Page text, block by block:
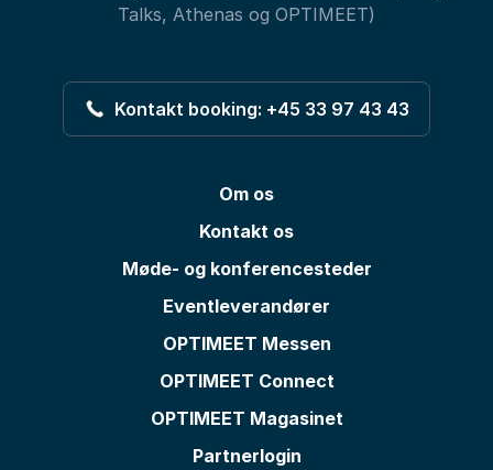
Talks, Athenas og OPTIMEET)
Kontakt booking: +45 33 97 43 43
Om os
Kontakt os
Møde- og konferencesteder
Eventleverandører
OPTIMEET Messen
OPTIMEET Connect
OPTIMEET Magasinet
Partnerlogin